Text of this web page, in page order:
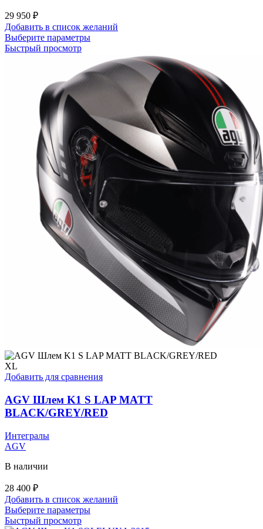
29 950 ₽
Добавить в список желаний
Выберите параметрыЭтот
имеет
несколько
вариаций.
на
странице
товара.
Быстрый просмотр
XL
Добавить для сравнения
AGV Шлем K1 S LAP MATT
BLACK/GREY/RED
Интегралы
AGV
В наличии
28 400 ₽
Добавить в список желаний
Выберите параметрыЭтот
Быстрый просмотр